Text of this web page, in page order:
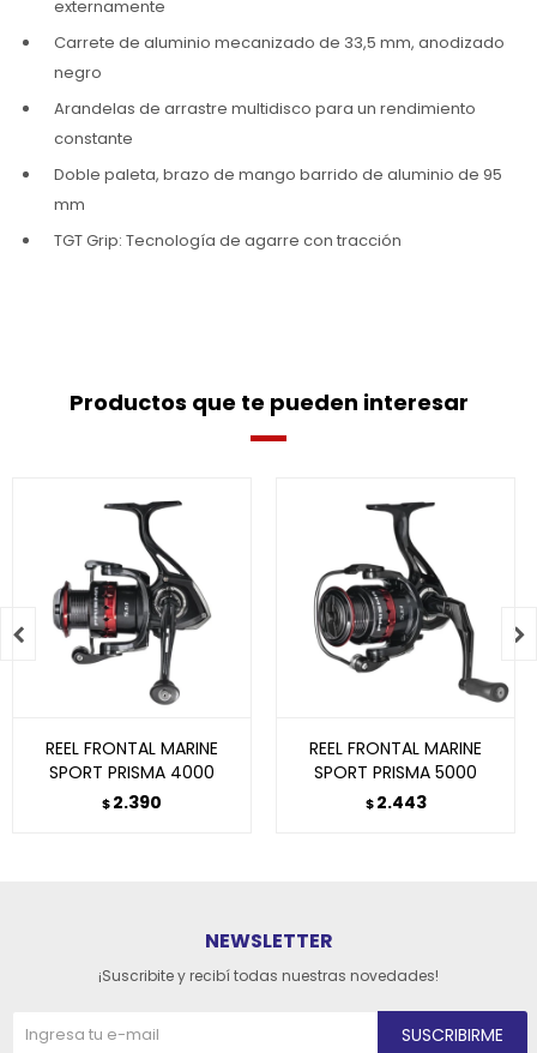
externamente
Carrete de aluminio mecanizado de 33,5 mm, anodizado
negro
Arandelas de arrastre multidisco para un rendimiento
constante
Doble paleta, brazo de mango barrido de aluminio de 95
mm
TGT Grip: Tecnología de agarre con tracción
Productos que te pueden interesar
REEL FRONTAL MARINE
SPORT PRISMA 4000
$2.390
REEL FRONTAL MARINE
SPORT PRISMA 5000
$ 2.443
 
NEWSLETTER
¡Suscribite y recibí todas nuestras novedades!
SUSCRIBIRME